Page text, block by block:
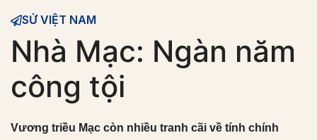
SỬ VIỆT NAM
Nhà Mạc: Ngàn năm
công tội
Vương triều Mạc còn nhiều tranh cãi về tính chính